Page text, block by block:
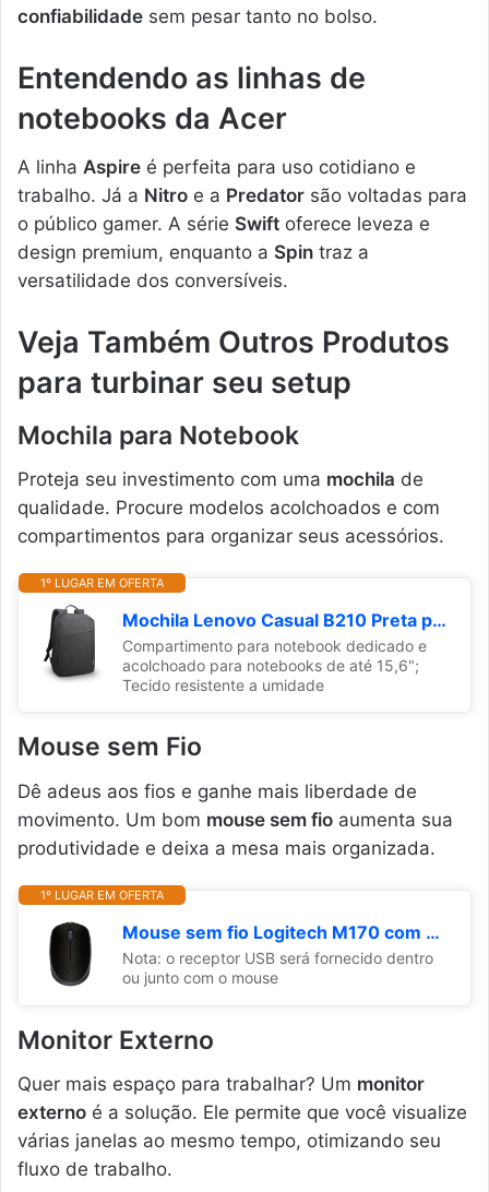
confiabilidade sem pesar tanto no bolso.
Entendendo as linhas de
notebooks da Acer
A linha Aspire é perfeita para uso cotidiano e
trabalho. Já a Nitro e a Predator são voltadas para
o público gamer. A série Swift oferece leveza e
design premium, enquanto a Spin traz a
versatilidade dos conversíveis.
Veja Também Outros Produtos
para turbinar seu setup
Mochila para Notebook
Proteja seu investimento com uma mochila de
qualidade. Procure modelos acolchoados e com
compartimentos para organizar seus acessórios.
1º LUGAR EM OFERTA
Mochila Lenovo Casual B210 Preta para notebook de até 15.6" GX40Q17225
Compartimento para notebook dedicado e
acolchoado para notebooks de até 15,6";
Tecido resistente a umidade
Mouse sem Fio
Dê adeus aos fios e ganhe mais liberdade de
movimento. Um bom mouse sem fio aumenta sua
produtividade e deixa a mesa mais organizada.
1º LUGAR EM OFERTA
Mouse sem fio Logitech M170 com Design Ambidestro Compacto, Conexão USB e Pilha Inclusa - Preto
Nota: o receptor USB será fornecido dentro
ou junto com o mouse
Monitor Externo
Quer mais espaço para trabalhar? Um monitor
externo é a solução. Ele permite que você visualize
várias janelas ao mesmo tempo, otimizando seu
fluxo de trabalho.